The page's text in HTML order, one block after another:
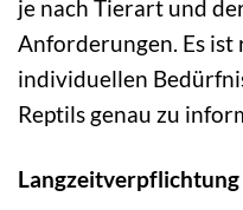
je nach Tierart und
Anforderungen. Es ist
individuellen
Reptils genau zu
Langzeitverpflichtung